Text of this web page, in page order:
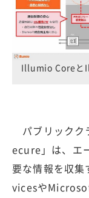
Illumio Coreと
パブリック
ecure」は、エ
要な情報を収
vicesや